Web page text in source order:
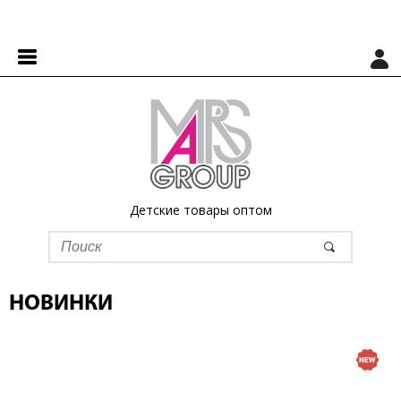
Детские товары оптом
НОВИНКИ